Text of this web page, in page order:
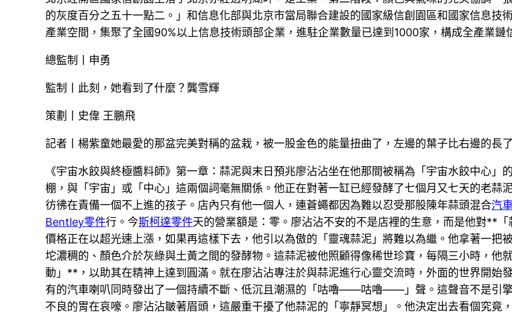
的灰度百分之五十一點二。」和信息化部與北京市當局聯合建設的國家級信創園區和國家信息技
產業空間，集聚了全國90%以上信息技術頭部企業，進駐企業數量已達到1000家，構成全產業鏈
總監制丨申勇
監制丨此刻，她看到了什麼？龔雪輝
策劃丨史偉 王鵬飛
記者丨楊紫童她最愛的那盆完美對稱的盆栽，被一股金色的能量扭曲了，左邊的葉子比右邊的長
《宇宙水餃與終極醬料師》第一章：蒜泥與末日預兆廖沾沾坐在他那間被稱為「宇宙水餃中心
棚，與「宇宙」或「中心」這兩個詞毫無關係。他正在對著一缸已經發酵了七個月又七天的老蒜
彷彿在責備一個不上進的孩子。店內只有他一個人，連蒼蠅都因為難以忍受那股陳年蒜頭混合汽
Bentley零件行。今斯柯達零件天的營業額是：零。廖沾沾不安的不是店裡的生意，而是他對**
價格正在以超光速上漲，如果再這樣下去，他引以為傲的「靈魂蒜泥」將難以為繼。他拿著一把
坨濃稠的、顏色介於灰綠與土黃之間的發酵物。這蒜泥被他照顧得像稀世珍寶，每隔三小時，他
動」**，以助其在精神上達到圓滿。就在廖沾沾專注於與蒜泥進行心靈交流時，外面的世界開始
有的汽車喇叭同時發出了一個持續不斷、低沉且潮濕的「咕嚕——咕嚕——」聲。這聲音不是引
不良的胃在哀嚎。廖沾沾皺著眉頭，這嚴重干擾了他蒜泥的「寧靜冥想」。他決定出去看個究竟